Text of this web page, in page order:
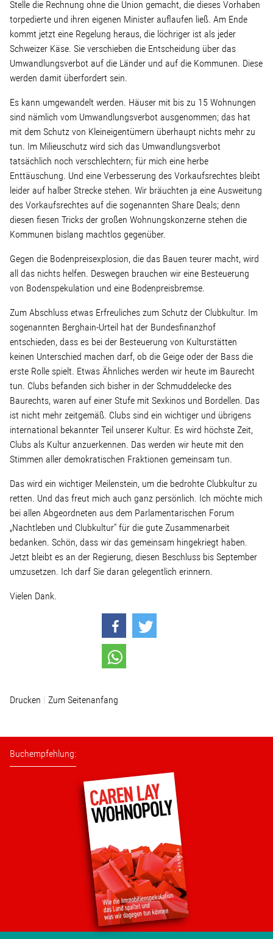
Stelle die Rechnung ohne die Union gemacht, die dieses Vorhaben
torpedierte und ihren eigenen Minister auflaufen ließ. Am Ende
kommt jetzt eine Regelung heraus, die löchriger ist als jeder
Schweizer Käse. Sie verschieben die Entscheidung über das
Umwandlungsverbot auf die Länder und auf die Kommunen. Diese
werden damit überfordert sein.
Es kann umgewandelt werden. Häuser mit bis zu 15 Wohnungen
sind nämlich vom Umwandlungsverbot ausgenommen; das hat
mit dem Schutz von Kleineigentümern überhaupt nichts mehr zu
tun. Im Milieuschutz wird sich das Umwandlungsverbot
tatsächlich noch verschlechtern; für mich eine herbe
Enttäuschung. Und eine Verbesserung des Vorkaufsrechtes bleibt
leider auf halber Strecke stehen. Wir bräuchten ja eine Ausweitung
des Vorkaufsrechtes auf die sogenannten Share Deals; denn
diesen fiesen Tricks der großen Wohnungskonzerne stehen die
Kommunen bislang machtlos gegenüber.
Gegen die Bodenpreisexplosion, die das Bauen teurer macht, wird
all das nichts helfen. Deswegen brauchen wir eine Besteuerung
von Bodenspekulation und eine Bodenpreisbremse.
Zum Abschluss etwas Erfreuliches zum Schutz der Clubkultur. Im
sogenannten Berghain-Urteil hat der Bundesfinanzhof
entschieden, dass es bei der Besteuerung von Kulturstätten
keinen Unterschied machen darf, ob die Geige oder der Bass die
erste Rolle spielt. Etwas Ähnliches werden wir heute im Baurecht
tun. Clubs befanden sich bisher in der Schmuddelecke des
Baurechts, waren auf einer Stufe mit Sexkinos und Bordellen. Das
ist nicht mehr zeitgemäß. Clubs sind ein wichtiger und übrigens
international bekannter Teil unserer Kultur. Es wird höchste Zeit,
Clubs als Kultur anzuerkennen. Das werden wir heute mit den
Stimmen aller demokratischen Fraktionen gemeinsam tun.
Das wird ein wichtiger Meilenstein, um die bedrohte Clubkultur zu
retten. Und das freut mich auch ganz persönlich. Ich möchte mich
bei allen Abgeordneten aus dem Parlamentarischen Forum
„Nachtleben und Clubkultur“ für die gute Zusammenarbeit
bedanken. Schön, dass wir das gemeinsam hingekriegt haben.
Jetzt bleibt es an der Regierung, diesen Beschluss bis September
umzusetzen. Ich darf Sie daran gelegentlich erinnern.
Vielen Dank.
Drucken Zum Seitenanfang
Buchempfehlung: